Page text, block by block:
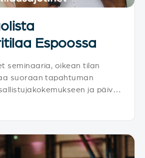
Espoossa
seminaaria, oikean tilan
suoraan tapahtuman
ja päivän
seminaaritilat Espoossa